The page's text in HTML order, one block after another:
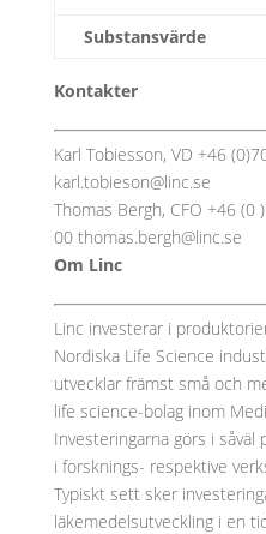
Substansvärde
Kontakter
Karl Tobiesson, VD +46
karl.tobieson@linc.se
Thomas Bergh, CFO +46 (0
00 thomas.bergh@linc.se
Om Linc
Linc investerar i
Nordiska Life Science
utvecklar främst små och
life science-bolag inom
Investeringarna görs i såväl
i forsknings- respektive
Typiskt sett sker
läkemedelsutveckling i en